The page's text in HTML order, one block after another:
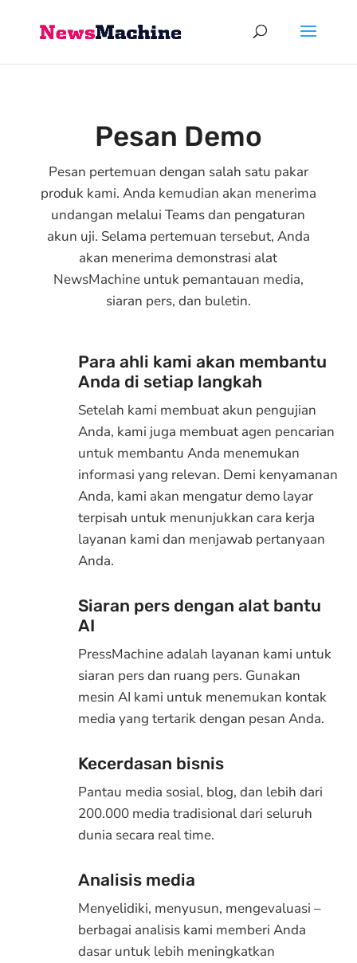
Pesan Demo
Pesan pertemuan dengan salah satu pakar
produk kami. Anda kemudian akan menerima
undangan melalui Teams dan pengaturan
akun uji. Selama pertemuan tersebut, Anda
akan menerima demonstrasi alat
NewsMachine untuk pemantauan media,
siaran pers, dan buletin.
Para ahli kami akan membantu
Anda di setiap langkah
Setelah kami membuat akun pengujian
Anda, kami juga membuat agen pencarian
untuk membantu Anda menemukan
informasi yang relevan. Demi kenyamanan
Anda, kami akan mengatur demo layar
terpisah untuk menunjukkan cara kerja
layanan kami dan menjawab pertanyaan
Anda.
Siaran pers dengan alat bantu
AI
PressMachine adalah layanan kami untuk
siaran pers dan ruang pers. Gunakan
mesin AI kami untuk menemukan kontak
media yang tertarik dengan pesan Anda.
Kecerdasan bisnis
Pantau media sosial, blog, dan lebih dari
200.000 media tradisional dari seluruh
dunia secara real time.
Analisis media
Menyelidiki, menyusun, mengevaluasi –
berbagai analisis kami memberi Anda
dasar untuk lebih meningkatkan